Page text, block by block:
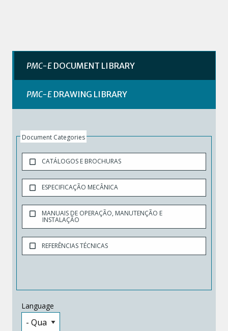
PMC-EDOCUMENT LIBRARY
PMC-EDRAWING LIBRARY
Document Categories
CATÁLOGOS E BROCHURAS
ESPECIFICAÇÃO MECÂNICA
MANUAIS DE OPERAÇÃO, MANUTENÇÃO E
INSTALAÇÃO
REFERÊNCIAS TÉCNICAS
Language